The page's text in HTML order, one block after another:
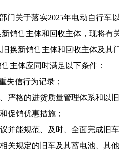
门关于落实2025年电动自行车
销售主体和回收主体，现将有
换新销售主体和回收主体及其
主体应同时满足以下条件：
失信行为记录；
严格的进货质量管理体系和以
促销优惠措施；
并能规范、及时、全面完成旧
关规定的旧车及其蓄电池、其